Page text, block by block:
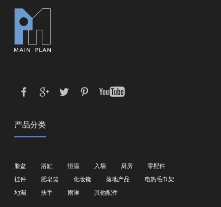
产品分类
脸盆 浴缸 恒温 入墙 厨房
零配件
挂件
肥皂篮 化妆镜 落地产品
电热毛巾架
地漏
扶手 雨淋 其他配件